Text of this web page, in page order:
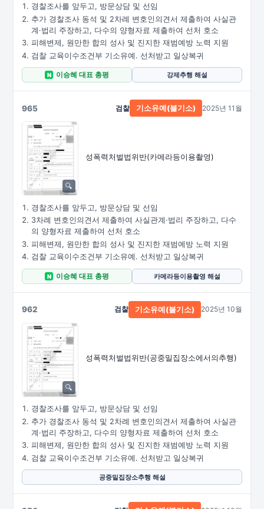
경찰조사를 앞두고, 방문상담 및 선임
추가 경찰조사 동석 및 2차례 변호인의견서 제출하여 사실관
계·법리 주장하고, 다수의 양형자료 제출하여 선처 호소
피해변제, 원만한 합의 성사 및 진지한 재범예방 노력 지원
검찰 교육이수조건부 기소유예. 선처받고 일상복귀
N 이승혜 대표 총평 강제추행 해설
965
성폭력처벌법위반(카메라등이용촬영)
검찰 기소유예(불기소) 2025년 11월
경찰조사를 앞두고, 방문상담 및 선임
3차례 변호인의견서 제출하여 사실관계·법리 주장하고, 다수
의 양형자료 제출하여 선처 호소
피해변제, 원만한 합의 성사 및 진지한 재범예방 노력 지원
검찰 교육이수조건부 기소유예. 선처받고 일상복귀
N 이승혜 대표 총평 카메라등이용촬영 해설
962
성폭력처벌법위반(공중밀집장소에서의추행)
검찰 기소유예(불기소) 2025년 10월
경찰조사를 앞두고, 방문상담 및 선임
추가 경찰조사 동석 및 2차례 변호인의견서 제출하여 사실관
계·법리 주장하고, 다수의 양형자료 제출하여 선처 호소
피해변제, 원만한 합의 성사 및 진지한 재범예방 노력 지원
검찰 교육이수조건부 기소유예. 선처받고 일상복귀
공중밀집장소추행 해설